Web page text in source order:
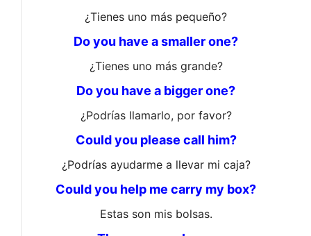
¿Tienes uno más pequeño?
Do you have a smaller one?
¿Tienes uno más grande?
Do you have a bigger one?
¿Podrías llamarlo, por favor?
Could you please call him?
¿Podrías ayudarme a llevar mi caja?
Could you help me carry my box?
Estas son mis bolsas.